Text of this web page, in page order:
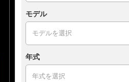
モデル
年式